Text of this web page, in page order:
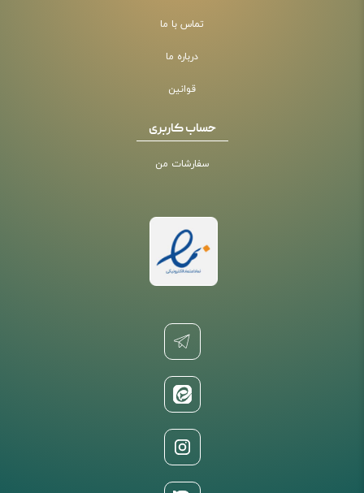
تماس با ما
درباره ما
قوانین
حساب کاربری
سفارشات من